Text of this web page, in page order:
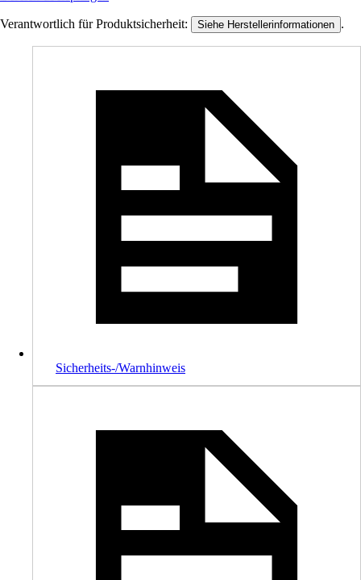
Verantwortlich für Produktsicherheit: Siehe Herstellerinformationen .
Sicherheits-/Warnhinweis